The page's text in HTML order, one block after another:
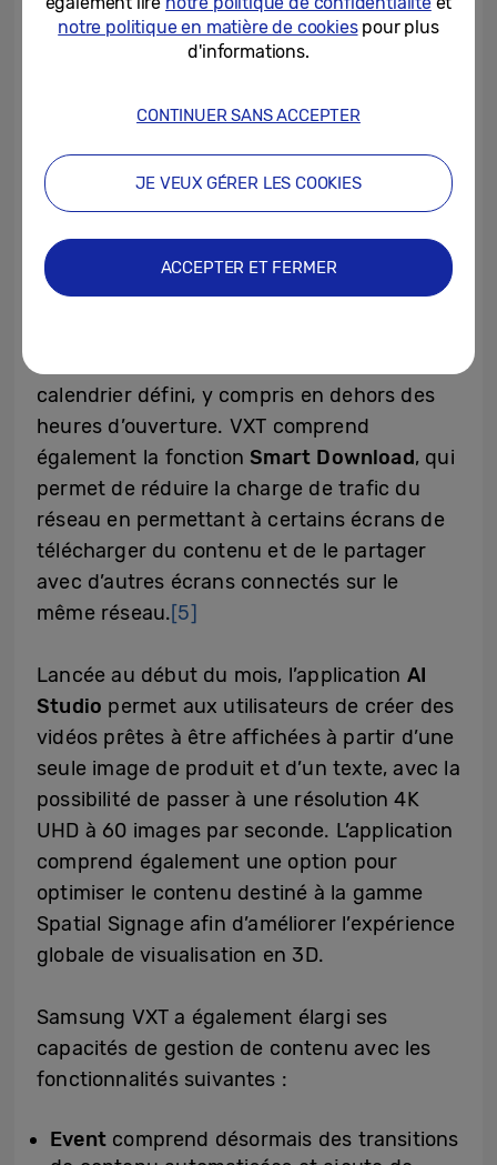
programmer et automatiser la diffusion de
contenus et créer des contenus vidéo prêts
plateforme.
Pour améliorer encore la gestion à distance,
Samsung a ajouté desfonctions de
programmationaux préréglages d’écran, ce
qui permet d’appliquer des paramètres
d’écran tels que la luminosité, le volume et
calendrier défini, y compris en dehors des
heures d’ouverture. VXT comprend
également la fonctionSmart Download, qui
permet de réduire la charge de trafic du
réseau en permettant à certains écrans de
télécharger du contenu et de le partager
avec d’autres écrans connectés sur le
même réseau.[5]
Lancée au début du mois, l’application AI
Studio permet aux utilisateurs de créer des
vidéos prêtes à être affichées à partir d’une
seule image de produit et d’un texte, avec la
possibilité de passer à une résolution 4K
UHD à 60 images par seconde. L’application
comprend également une option pour
optimiser le contenu destiné à la gamme
Spatial Signage afin d’améliorer l’expérience
globale de visualisation en 3D.
Samsung VXT a également élargi ses
capacités de gestion de contenu avec les
fonctionnalités suivantes :
Event comprend désormais des transitions
notre politique en matière de cookiespour plus
d'informations.
CONTINUER SANS ACCEPTER
JE VEUX GÉRER LES COOKIES
ACCEPTER ET FERMER